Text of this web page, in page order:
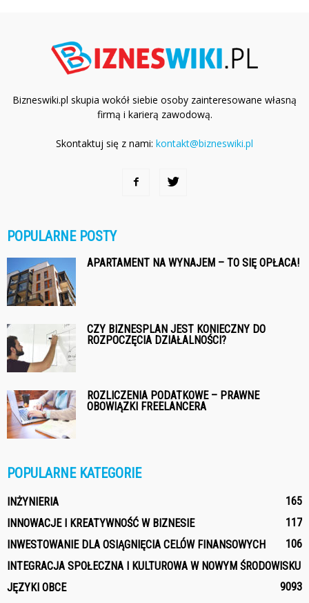
Bizneswiki.pl skupia wokół siebie osoby zainteresowane własną
firmą i karierą zawodową.
Skontaktuj się z nami: kontakt@bizneswiki.pl
POPULARNE POSTY
APARTAMENT NA WYNAJEM – TO SIĘ OPŁACA!
CZY BIZNESPLAN JEST KONIECZNY DO
ROZPOCZĘCIA DZIAŁALNOŚCI?
ROZLICZENIA PODATKOWE – PRAWNE
OBOWIĄZKI FREELANCERA
POPULARNE KATEGORIE
INŻYNIERIA
165
INNOWACJE I KREATYWNOŚĆ W BIZNESIE
117
INWESTOWANIE DLA OSIĄGNIĘCIA CELÓW FINANSOWYCH
106
INTEGRACJA SPOŁECZNA I KULTUROWA W NOWYM ŚRODOWISKU
93
JĘZYKI OBCE
90